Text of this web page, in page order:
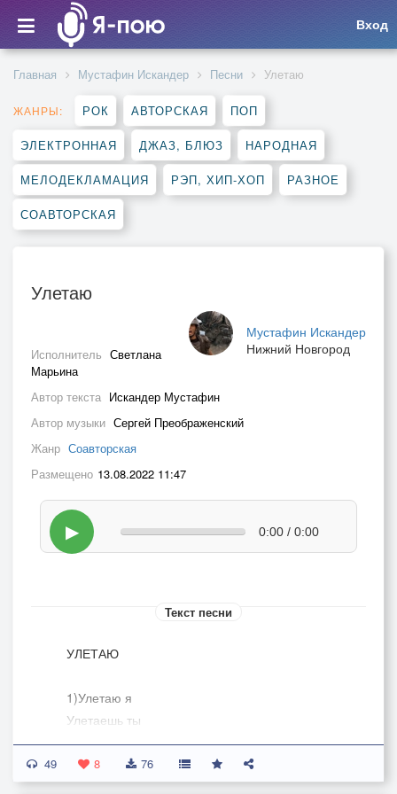
Вход
Главная Мустафин Искандер Песни Улетаю
ЖАНРЫ: РОК АВТОРСКАЯ ПОП
ЭЛЕКТРОННАЯ ДЖАЗ, БЛЮЗ НАРОДНАЯ
МЕЛОДЕКЛАМАЦИЯ РЭП, ХИП-ХОП РАЗНОЕ
СОАВТОРСКАЯ
Улетаю
Мустафин Искандер
Нижний Новгород
Исполнитель Светлана
Марьина
Автор текста Искандер Мустафин
Автор музыки Сергей Преображенский
Жанр Соавторская
Размещено 13.08.2022 11:47
▶ 0:00 / 0:00
Текст песни
УЛЕТАЮ
1)Улетаю я
Улетаешь ты
В дальние края
Где живут мечты
Полетим со мной
49 8 76